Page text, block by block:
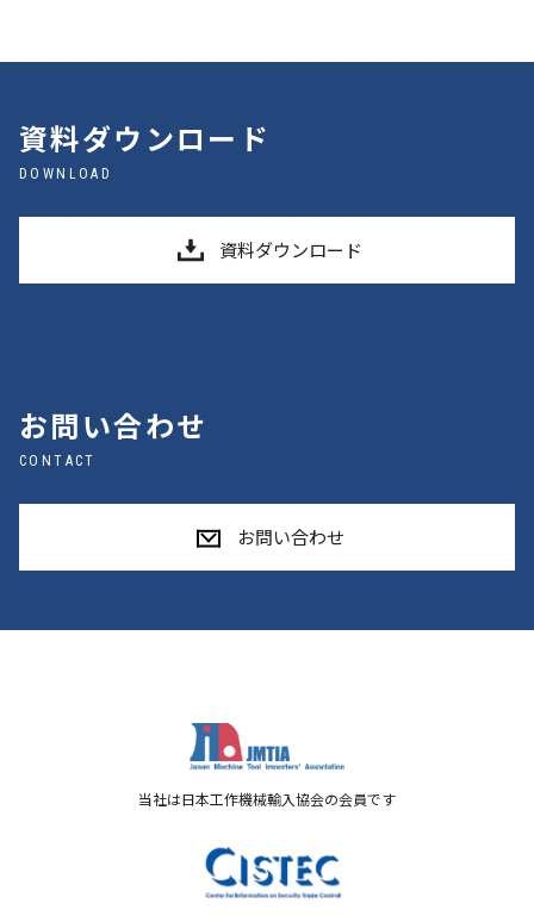
資料ダウンロード
DOWNLOAD
資料ダウンロード
お問い合わせ
CONTACT
お問い合わせ
当社は日本工作機械輸入協会の会員です